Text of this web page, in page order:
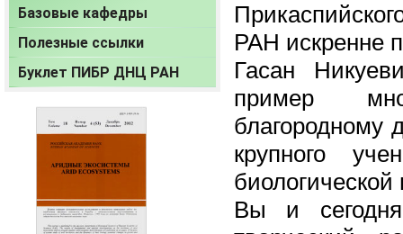
Базовые кафедры
Полезные ссылки
Буклет ПИБР ДНЦ РАН
РАН искренне
Гасан
пример
благородному
крупного
биологической
Вы и